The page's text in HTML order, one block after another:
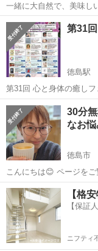
一緒に大自然で、美味し
ワラビやイタドリ様々で
ったり、自然を満喫して
徳島 勝浦郡 下浦
第31
徳島駅
第31回 心と身体の癒しフェア開催❗️ 随時、出展者募
て。 M &Bヘルスサ
徳島 徳島市 徳
30分
なお
徳島市
こんにちは😊 ページをご覧
と聞いてほしいだけ」 「
徳島 徳島市 その
【格
【保証
ニフティ